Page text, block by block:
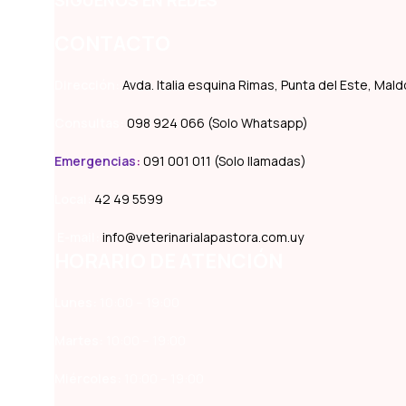
Avda. Italia esquina Rimas, Punta del Este,
098 924 066 (Solo Whatsapp)
Emergencias: 091 001 011 (Solo llamadas)
42 49 5599
info@veterinarialapastora.com.uy